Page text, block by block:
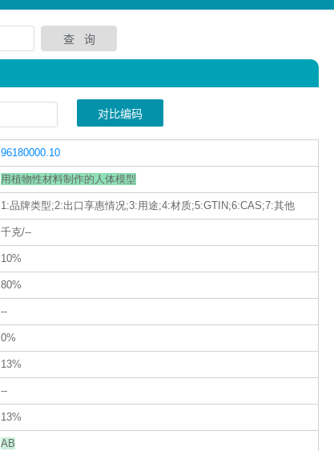
对比编码
96180000.10
用植物性材料制作的人体模型
1:品牌类型;2:出口享惠情况;3:用途;4:材质;5:GTIN;6:CAS;7:其他
千克/--
10%
80%
--
0%
13%
--
13%
AB